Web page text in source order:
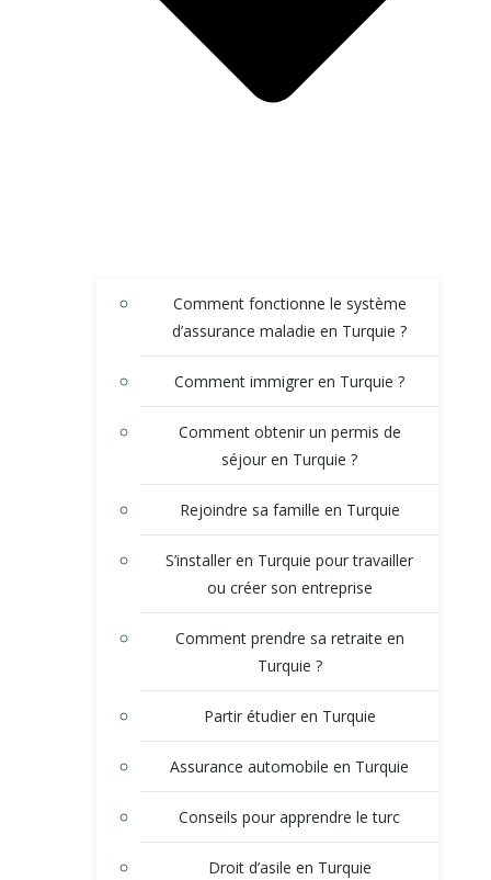
Comment fonctionne le système
d’assurance maladie en Turquie ?
Comment immigrer en Turquie ?
Comment obtenir un permis de
séjour en Turquie ?
Rejoindre sa famille en Turquie
S’installer en Turquie pour travailler
ou créer son entreprise
Comment prendre sa retraite en
Turquie ?
Partir étudier en Turquie
Assurance automobile en Turquie
Conseils pour apprendre le turc
Droit d’asile en Turquie